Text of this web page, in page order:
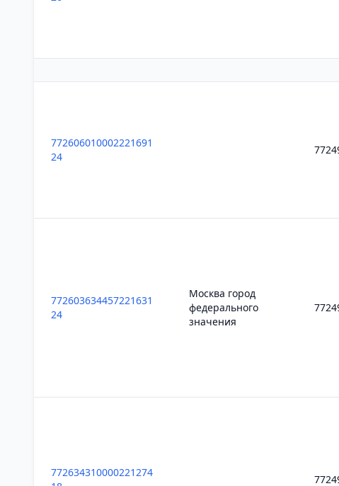
772606010002221691
24
772603634457221631
24
Москва город
федерального
значения
772634310000221274